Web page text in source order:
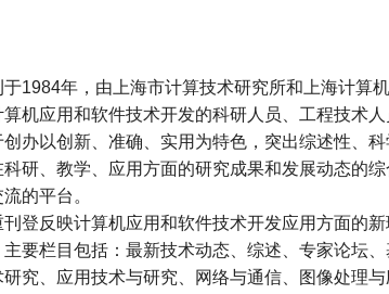
于1984年，由上海市计算技术研究所和上海计算
机应用和软件技术开发的科研人员、工程技术
办以创新、准确、实用为特色，突出综述性、
研、教学、应用方面的研究成果和发展动态的
的平台。
刊登反映计算机应用和软件技术开发应用方面的
要栏目包括：最新技术动态、综述、专家论坛
究、应用技术与研究、网络与通信、图像处理